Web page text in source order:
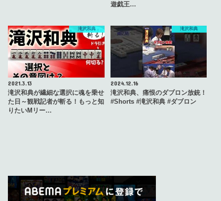
遊戯王…
滝沢和典
2021.3.13
滝沢和典が繊細な選択に魂を乗せ
た日～観戦記者が斬る！もっと知
りたいMリー…
滝沢和典
2024.12.16
滝沢和典、痛恨のダブロン放銃！
#Shorts #滝沢和典 #ダブロン